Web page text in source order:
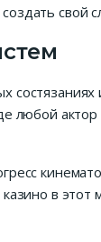
свой
любой
в